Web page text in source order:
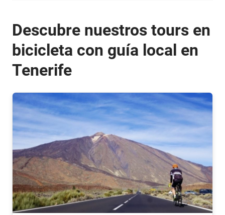
Descubre nuestros tours en
bicicleta con guía local en
Tenerife